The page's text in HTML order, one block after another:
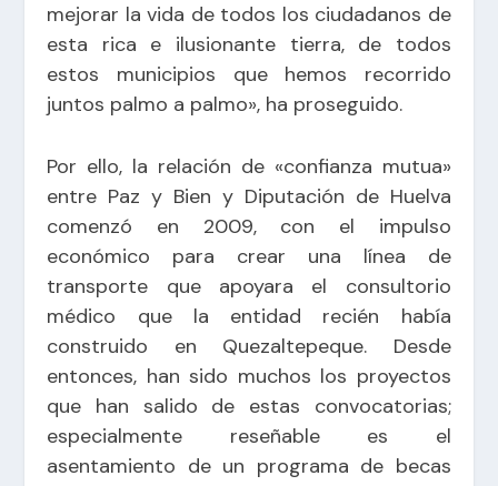
mejorar la vida de todos los ciudadanos de
esta rica e ilusionante tierra, de todos
estos municipios que hemos recorrido
juntos palmo a palmo», ha proseguido.
Por ello, la relación de «confianza mutua»
entre Paz y Bien y Diputación de Huelva
comenzó en 2009, con el impulso
económico para crear una línea de
transporte que apoyara el consultorio
médico que la entidad recién había
construido en Quezaltepeque. Desde
entonces, han sido muchos los proyectos
que han salido de estas convocatorias;
especialmente reseñable es el
asentamiento de un programa de becas